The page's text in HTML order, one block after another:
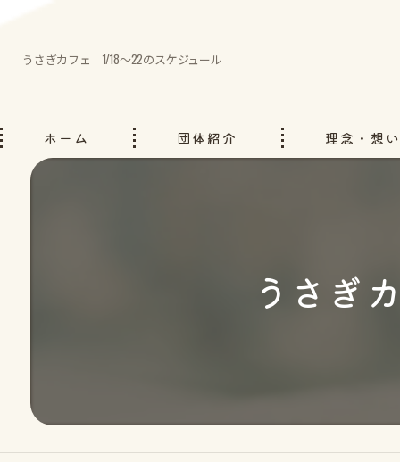
うさぎカフェ 1/18～22のスケジュール
ホーム 団体紹介 理念・想い
うさぎ